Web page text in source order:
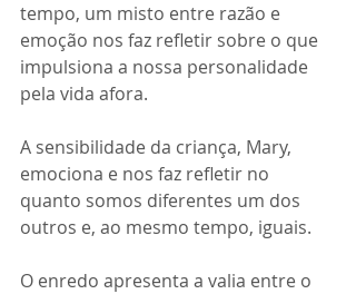
tempo, um misto entre razão e
emoção nos faz refletir sobre o que
impulsiona a nossa personalidade
pela vida afora.
A sensibilidade da criança, Mary,
emociona e nos faz refletir no
quanto somos diferentes um dos
outros e, ao mesmo tempo, iguais.
O enredo apresenta a valia entre o